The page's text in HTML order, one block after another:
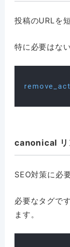
投稿のURLを
特に必要はな
canonical リ
SEO対策に必
必要なタグで
ます。